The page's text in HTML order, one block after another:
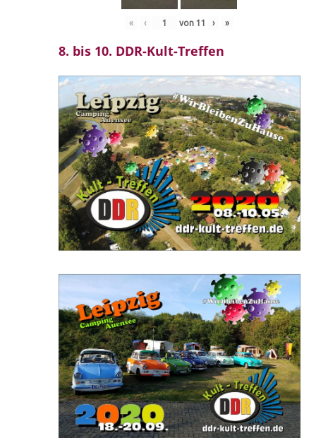
« ‹ von 11 › »
8. bis 10. DDR-Kult-Treffen